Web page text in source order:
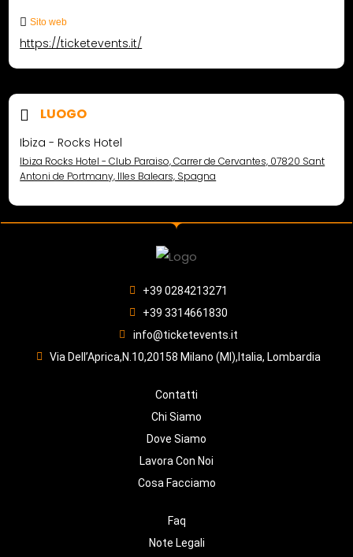
Sito web
https://ticketevents.it/
LUOGO
Ibiza - Rocks Hotel
Ibiza Rocks Hotel - Club Paraiso, Carrer de Cervantes, 07820 Sant
Antoni de Portmany, Illes Balears, Spagna
+39 0284213271
+39 3314661830
info@ticketevents.it
Via Dell’Aprica,N.10,20158 Milano (MI),Italia, Lombardia
Contatti
Chi Siamo
Dove Siamo
Lavora Con Noi
Cosa Facciamo
Faq
Note Legali